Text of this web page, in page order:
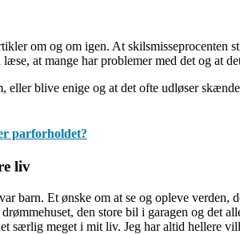
om og om igen. At
at mange har problemer med det og at
eller blive enige og at det ofte udløser
liv
barn. Et ønske om at se og opleve verden,
den store bil i garagen og
særlig meget i mit liv. Jeg har altid hellere